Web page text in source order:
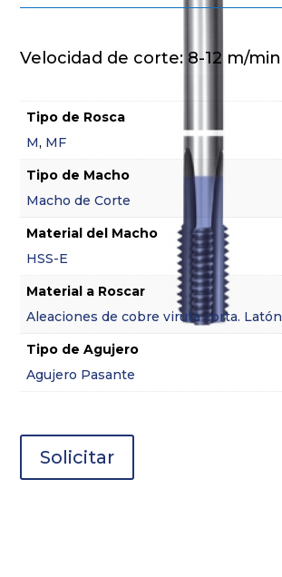
Velocidad de corte: 8-12 m/min
Tipo de Rosca
M, MF
Tipo de Macho
Macho de Corte
Material del Macho
HSS-E
Material a Roscar
Aleaciones de cobre viruta corta. Latón
Tipo de Agujero
Agujero Pasante
Solicitar